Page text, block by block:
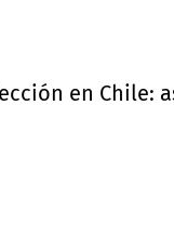
en Chile: